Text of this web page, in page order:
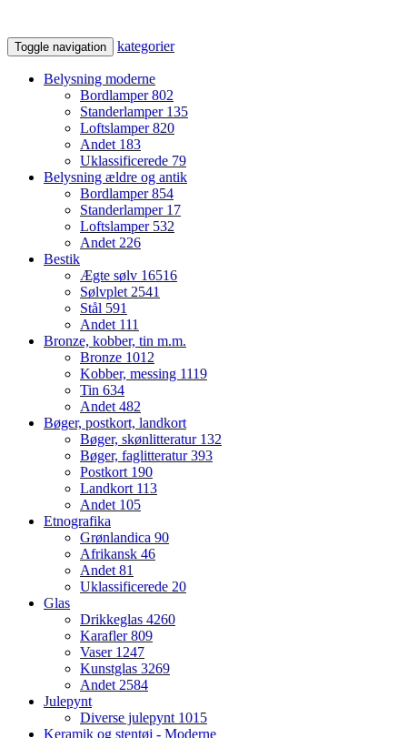
Toggle navigation kategorier
Belysning moderne
Bordlamper802
Standerlamper 135
Loftslamper820
Andet 183
Uklassificerede 79
Belysning ældre og antik
Bordlamper854
Standerlamper 17
Loftslamper 532
Andet226
Bestik
Ægte sølv 16516
Sølvplet2541
Stål 591
Andet 111
Bronze, kobber, tin m.m.
Bronze 1012
Kobber, messing 1119
Tin 634
Andet482
Bøger, postkort, landkort
Bøger, skønlitteratur 132
Bøger, faglitteratur393
Postkort 190
Landkort 113
Andet 105
Etnografika
Grønlandica 90
Afrikansk 46
Andet81
Uklassificerede 20
Glas
Drikkeglas 4260
Karafler809
Vaser 1247
Kunstglas 3269
Andet2584
Julepynt
Diverse julepynt 1015
Keramik og stentøj - Moderne